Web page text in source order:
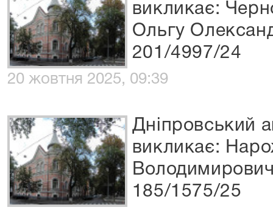
викликає:
Ольгу
201/4997/24
20 жовтня 2025, 09:39
Дніпровський
викликає:
185/1575/25